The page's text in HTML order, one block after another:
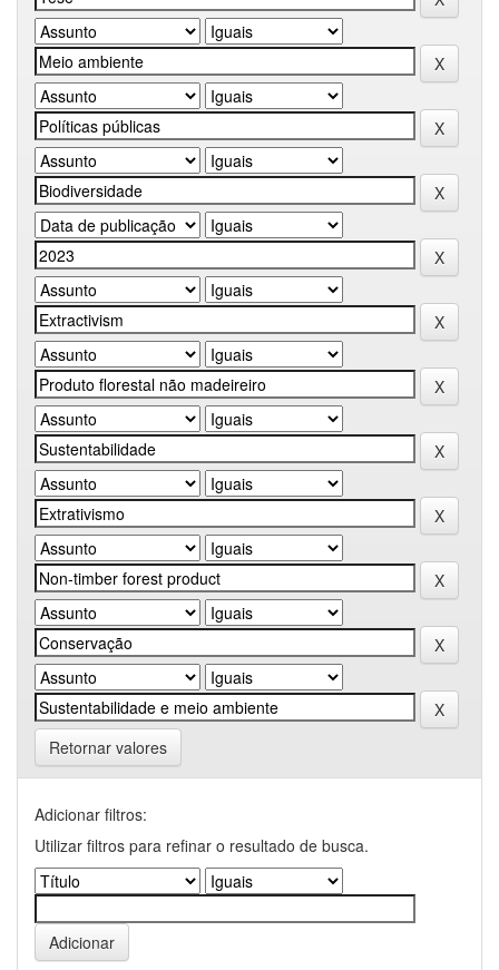
Retornar valores
Adicionar filtros:
Utilizar filtros para refinar o resultado de busca.